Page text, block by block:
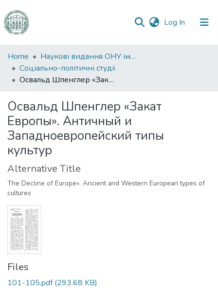
Log In (current)
Communities
&
Collections
Statistics
Home
Наукові видання ОНУ імені І. І. Мечникова
Соціально-політичні студії
Освальд Шпенглер «Закат Европы». Античный и Западноевропейский типы культур
Освальд Шпенглер «Закат
Европы». Античный и
Западноевропейский типы
культур
Alternative Title
The Decline of Europe». Ancient and Western European types of
cultures
Files
101-105.pdf(293.68 KB)